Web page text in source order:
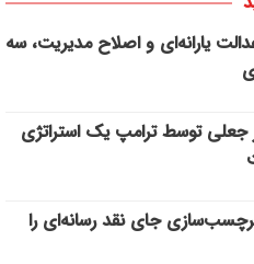
یارانه‌ای و اصلاح مدیریت، سه
جعلی توسط ترامپ یک استراتژی
جای نقد رسانه‌ای را